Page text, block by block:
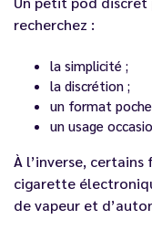
recherchez :
la simplicité ;
la discrétion ;
un format
un usage
À l’inverse,
cigarette
de vapeur et